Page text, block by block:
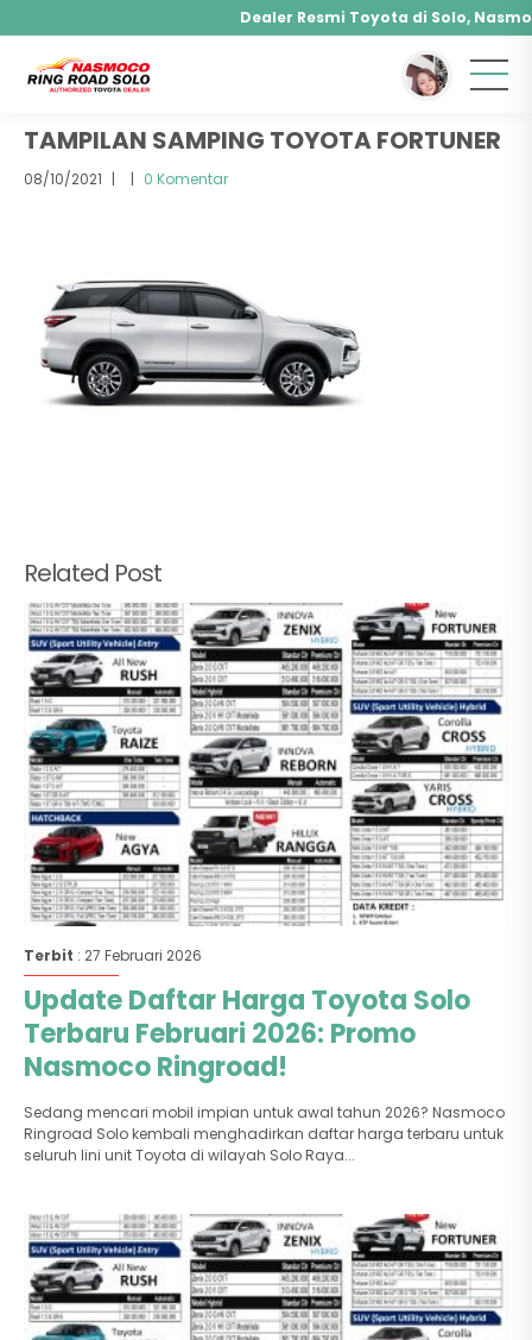
Dealer Resmi Toyota di Solo,
Agya, Calya, Fortuner, Rush, Sienta, Yaris,
Hybrid, Yaris Cross Hybrid, Alphard Hybrid
Beranda / Attachment
TAMPILAN SAMPING TOYOTA FORTUNER
08/10/2021 | | 0 Komentar
Related Post
Terbit : 27 Februari 2026
Update Daftar Harga Toyota Solo
Terbaru Februari 2026: Promo
Nasmoco Ringroad!
Sedang mencari mobil impian untuk awal tahun 2026? Nasmoco
Ringroad Solo kembali menghadirkan daftar harga terbaru untuk
seluruh lini unit Toyota di wilayah Solo Raya...